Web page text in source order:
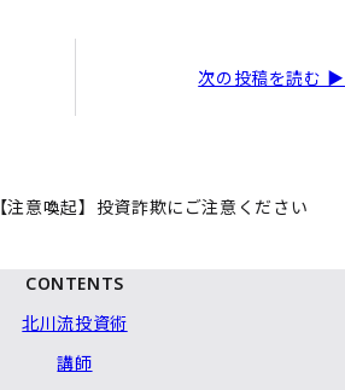
次の投稿を読む ▶
【注意喚起】投資詐欺にご注意ください
CONTENTS
北川流投資術
講師